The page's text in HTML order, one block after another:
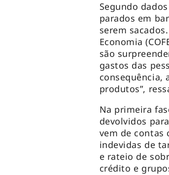
Segundo
parados em
serem
Economia
são
gastos das
consequência,
produtos”,
Na primeira
devolvidos
vem de contas
indevidas de
e rateio de
crédito e